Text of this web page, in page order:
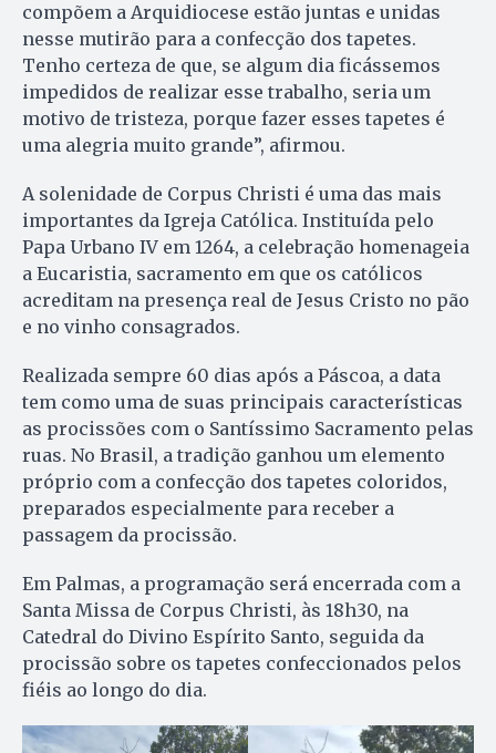
compõem a Arquidiocese estão juntas e unidas
nesse mutirão para a confecção dos tapetes.
Tenho certeza de que, se algum dia ficássemos
impedidos de realizar esse trabalho, seria um
motivo de tristeza, porque fazer esses tapetes é
uma alegria muito grande”, afirmou.
A solenidade de Corpus Christi é uma das mais
importantes da Igreja Católica. Instituída pelo
Papa Urbano IV em 1264, a celebração homenageia
a Eucaristia, sacramento em que os católicos
acreditam na presença real de Jesus Cristo no pão
e no vinho consagrados.
Realizada sempre 60 dias após a Páscoa, a data
tem como uma de suas principais características
as procissões com o Santíssimo Sacramento pelas
ruas. No Brasil, a tradição ganhou um elemento
próprio com a confecção dos tapetes coloridos,
preparados especialmente para receber a
passagem da procissão.
Em Palmas, a programação será encerrada com a
Santa Missa de Corpus Christi, às 18h30, na
Catedral do Divino Espírito Santo, seguida da
procissão sobre os tapetes confeccionados pelos
fiéis ao longo do dia.